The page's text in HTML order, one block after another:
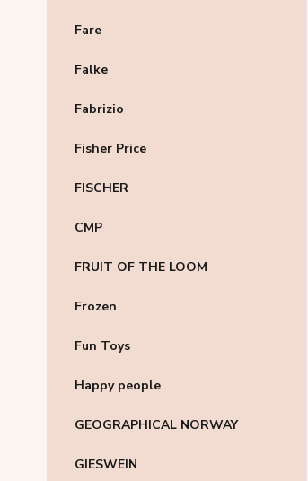
Fare
Falke
Fabrizio
Fisher Price
FISCHER
CMP
FRUIT OF THE LOOM
Frozen
Fun Toys
Happy people
GEOGRAPHICAL NORWAY
GIESWEIN